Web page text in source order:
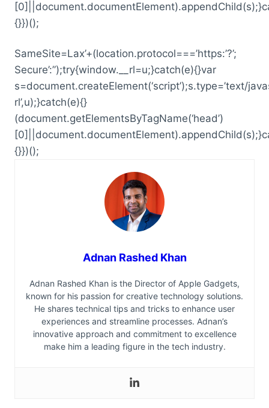
{}})();
SameSite=Lax’+(location.protocol===’https:’?’;
Secure’:”);try{window.__rl=u;}catch(e){}var
s=document.createElement(‘script’);s.type=’text/
rl’,u);}catch(e){}
(document.getElementsByTagName(‘head’)
{}})();
Adnan Rashed Khan
Adnan Rashed Khan is the Director of Apple Gadgets,
known for his passion for creative technology solutions.
He shares technical tips and tricks to enhance user
experiences and streamline processes. Adnan’s
innovative approach and commitment to excellence
make him a leading figure in the tech industry.